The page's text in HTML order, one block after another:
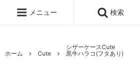
メニュー 検索
ホーム Cute
シザーケースCute
黒牛ハラコ(フタあり)